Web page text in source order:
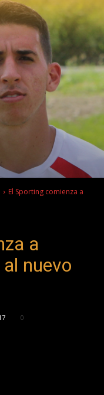
El Sporting comienza a
a
nuevo
0